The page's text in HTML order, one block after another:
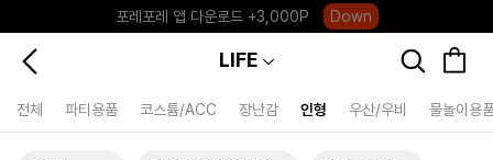
포레포레 앱 다운로드 +3,000P
Down
하우스오브캐러셀, 국내단독 프리오더(~8/10)
Click
LIFE
전체 파티용품 코스튬/ACC 장난감 인형 우산/우비 물놀이용